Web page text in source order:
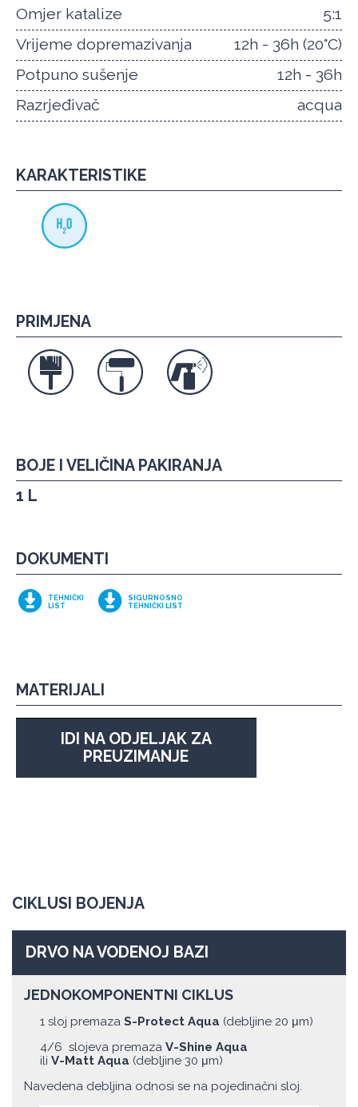
BOJE I VELIČINA PAKIRANJA
1 L
DOKUMENTI
TEHNIČKI
LIST
SIGURNOSNO
TEHNIČKI LIST
MATERIJALI
IDI NA ODJELJAK ZA
PREUZIMANJE
Omjer katalize
5:1
Vrijeme dopremazivanja
12h - 36h (20°C)
Potpuno sušenje
12h - 36h
Razrjeđivač
acqua
KARAKTERISTIKE
PRIMJENA
CIKLUSI BOJENJA
DRVO NA VODENOJ BAZI
JEDNOKOMPONENTNI CIKLUS
1 sloj premaza S-Protect Aqua (debljine 20 μm)
4/6 slojeva premaza V-Shine Aqua
ili V-Matt Aqua (debljine 30 μm)
Navedena debljina odnosi se na pojedinačni sloj.